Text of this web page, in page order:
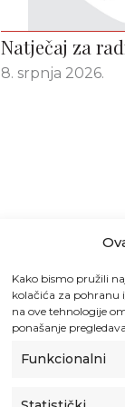
Kako bismo pružili
kolačića za pohranu
na ove tehnologije
ponašanje
Funkcionalni
Natječaj za
8. srpnja 2026.